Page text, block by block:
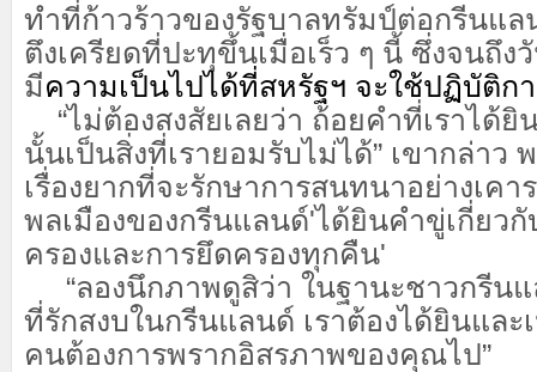
ทำที่ก้าวร้าวของรัฐบาลทรัมป์ต่อกรีนแล
ตึงเครียดที่ปะทุขึ้นเมื่อเร็ว ๆ นี้ ซึ่งจนถึ
มีความเป็นไปได้ที่สหรัฐฯ จะใช้ปฏิบัติก
“ไม่ต้องสงสัยเลยว่า ถ้อยคำที่เราได้
นั้นเป็นสิ่งที่เรายอมรับไม่ได้” เขากล่าว
เรื่องยากที่จะรักษาการสนทนาอย่างเค
พลเมืองของกรีนแลนด์'ได้ยินคำขู่เกี่ยวกั
ครองและการยึดครองทุกคืน'
“ลองนึกภาพดูสิว่า ในฐานะชาวกรีน
ที่รักสงบในกรีนแลนด์ เราต้องได้ยินแล
คนต้องการพรากอิสรภาพของคุณไป”